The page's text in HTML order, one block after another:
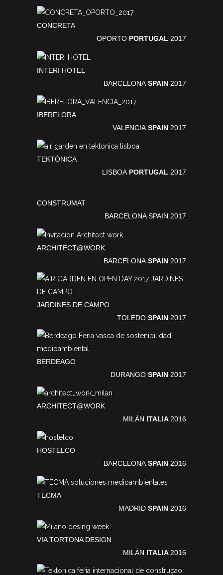
CONCRETA
OPORTO PORTUGAL 2017
INTERI HOTEL
BARCELONA SPAIN 2017
IBERFLORA
VALENCIA SPAIN 2017
TEKTÓNICA
LISBOAPORTUGAL 2017
CONSTRUMAT
BARCELONA SPAIN 2017
ARCHITECT@WORK
BARCELONA SPAIN 2017
JARDINES DE CAMPO
TOLEDO SPAIN 2017
BERDEAGO
DURANGO SPAIN 2017
ARCHITECT@WORK
MILÁN ITALIA 2016
HOSTELCO
BARCELONASPAIN 2016
TECMA
MADRID SPAIN 2016
VIA TORTONA DESIGN
MILÁN ITALIA 2016